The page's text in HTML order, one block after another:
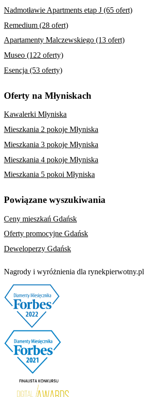
Nadmotławie Apartments etap J (65 ofert)
Remedium (28 ofert)
Apartamenty Malczewskiego (13 ofert)
Museo (122 oferty)
Esencja (53 oferty)
Oferty na Młyniskach
Kawalerki Młyniska
Mieszkania 2 pokoje Młyniska
Mieszkania 3 pokoje Młyniska
Mieszkania 4 pokoje Młyniska
Mieszkania 5 pokoi Młyniska
Powiązane wyszukiwania
Ceny mieszkań Gdańsk
Oferty promocyjne Gdańsk
Deweloperzy Gdańsk
Nagrody i wyróżnienia dla rynekpierwotny.pl